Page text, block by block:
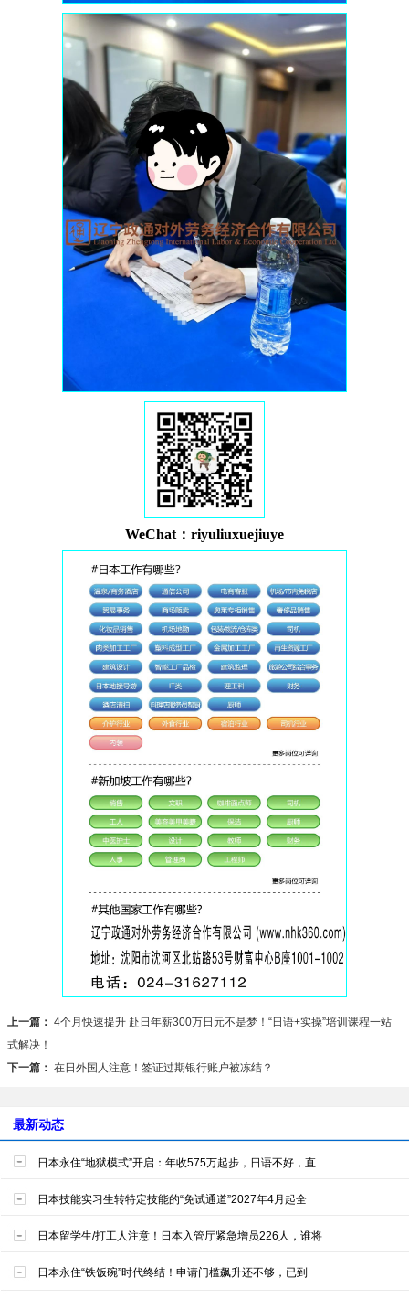
WeChat：riyuliuxuejiuye
上一篇： 4个月快速提升 赴日年薪300万日元不是梦！“日语+实操”培训课程一站
式解决！
下一篇： 在日外国人注意！签证过期银行账户被冻结？
最新动态
日本永住“地狱模式”开启：年收575万起步，日语不好，直
日本技能实习生转特定技能的“免试通道”2027年4月起全
日本留学生/打工人注意！日本入管厅紧急增员226人，谁将
日本永住“铁饭碗”时代终结！申请门槛飙升还不够，已到